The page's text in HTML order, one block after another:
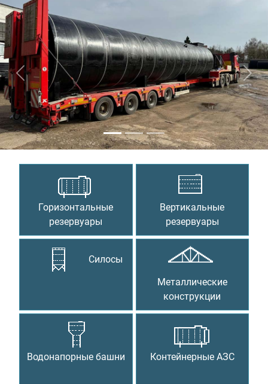
Предыдущий
Горизонтальные
резервуары
Вертикальные
резервуары
Силосы
Металлические
конструкции
Водонапорные башни Контейнерные АЗС